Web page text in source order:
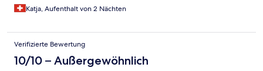
Katja, Aufenthalt von 2 Nächten
Verifizierte Bewertung
10/10 – Außergewöhnlich